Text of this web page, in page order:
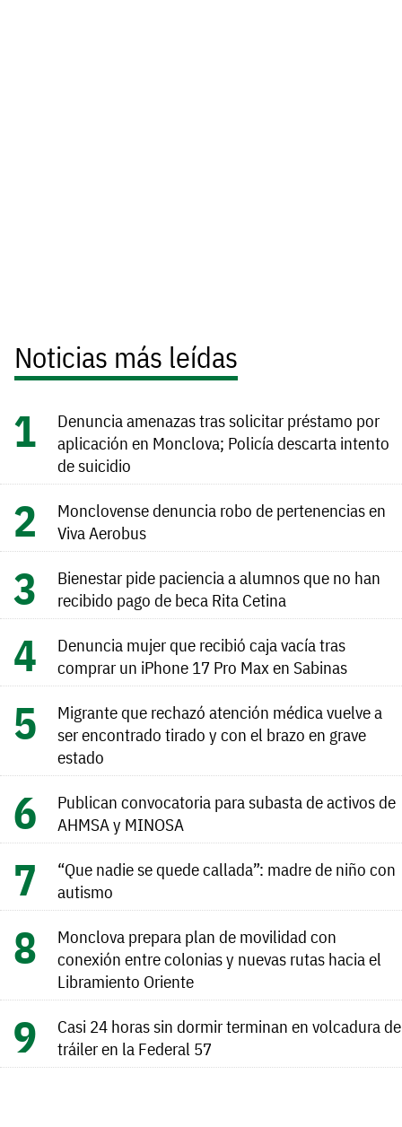
Noticias más leídas
Denuncia amenazas tras solicitar préstamo por
aplicación en Monclova; Policía descarta intento
de suicidio
Monclovense denuncia robo de pertenencias en
Viva Aerobus
Bienestar pide paciencia a alumnos que no han
recibido pago de beca Rita Cetina
Denuncia mujer que recibió caja vacía tras
comprar un iPhone 17 Pro Max en Sabinas
Migrante que rechazó atención médica vuelve a
ser encontrado tirado y con el brazo en grave
estado
Publican convocatoria para subasta de activos de
AHMSA y MINOSA
“Que nadie se quede callada”: madre de niño con
autismo
Monclova prepara plan de movilidad con
conexión entre colonias y nuevas rutas hacia el
Libramiento Oriente
Casi 24 horas sin dormir terminan en volcadura de
tráiler en la Federal 57